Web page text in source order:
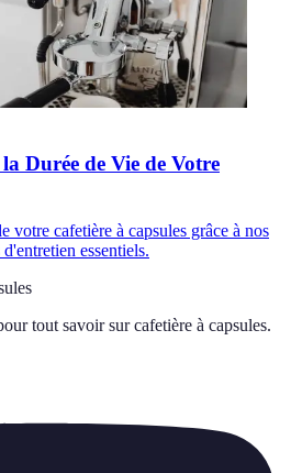
Durée de Vie de Votre
votre cafetière à capsules grâce à nos
essentiels.
tout savoir sur cafetière à capsules.